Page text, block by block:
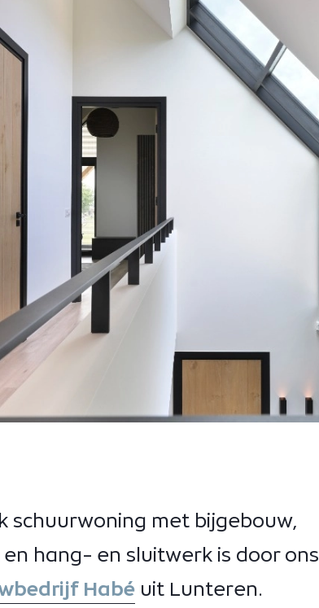
schuurwoning met bijgebouw,
hang- en sluitwerk is door ons
Habéuit Lunteren.